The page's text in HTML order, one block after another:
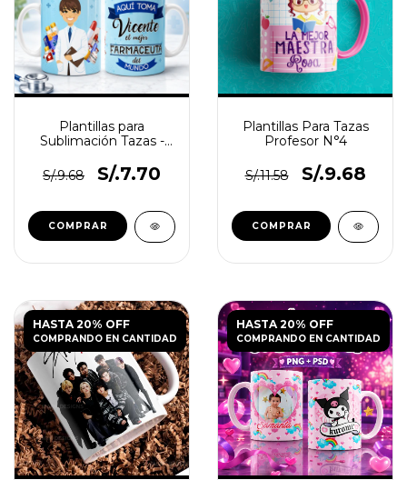
Plantillas para
Sublimación Tazas -
Regalo!
S/.9.68 S/.7.70
Plantillas Para Tazas
Profesor N°4
S/.11.58 S/.9.68
HASTA 20% OFF
COMPRANDO EN CANTIDAD
HASTA 20% OFF
COMPRANDO EN CANTIDAD